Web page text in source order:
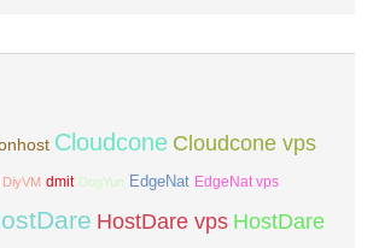
Cloudcone Cloudcone vps
DiyVM dmit DogYun EdgeNat EdgeNat vps
HostDare vps HostDare